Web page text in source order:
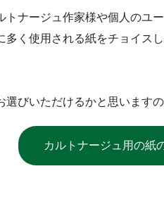
トナージュ作家様や個人のユ
多く使用される紙をチョイス
選びいただけるかと思います
カルトナージュ用の紙